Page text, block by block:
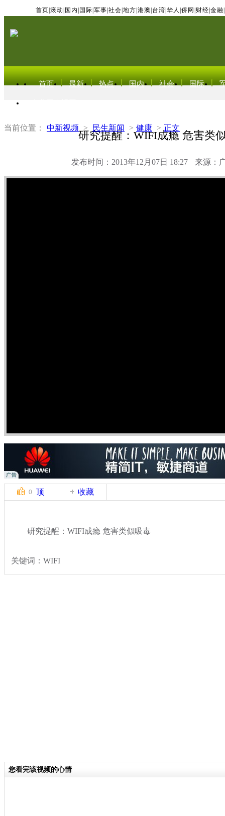
首页 滚动 国内 国际 军事 社会 地方 港澳 台湾 华人 侨网 财经 金融
首页 最新 热点 国内 社会 国际
当前位置： 中新视频 > 民生新闻 > 健康 > 正文
研究提醒：WIFI成瘾 危害类
发布时间：2013年12月07日 18:27 来源：
0 顶 收藏
研究提醒：WIFI成瘾 危害类似吸毒
关键词：WIFI
您看完该视频的心情